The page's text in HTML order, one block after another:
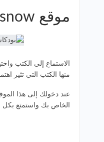
موقع Audiobooksnow
الاستماع إلى الكتب
منها الكتب التي تثير
الخاص بك واستمتع بكل